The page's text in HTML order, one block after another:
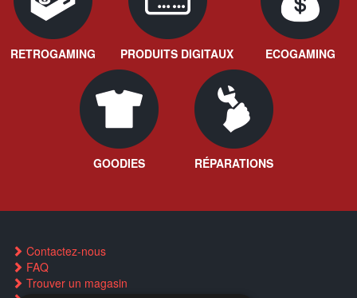
RETROGAMING PRODUITS DIGITAUX ECOGAMING
GOODIES RÉPARATIONS
Contactez-nous
FAQ
Trouver un magasin